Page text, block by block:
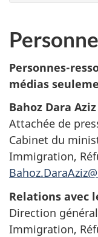
Personnes-
médias
Bahoz Dara Aziz
Attachée de
Cabinet du
Immigration,
Relations avec
Direction
Immigration,